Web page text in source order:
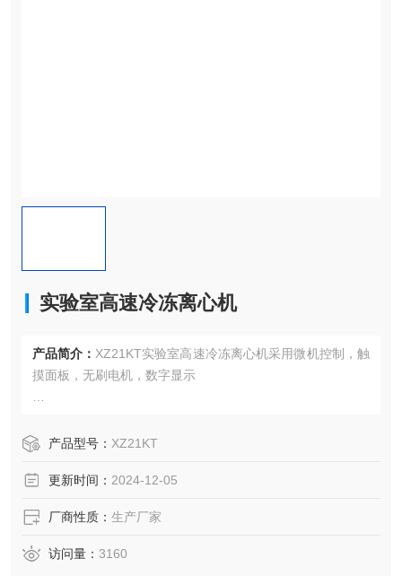
实验室高速冷冻离心机
产品简介： XZ21KT实验室高速冷冻离心机采用微机控制，触
摸面板，无刷电机，数字显示
产品型号： XZ21KT
更新时间： 2024-12-05
厂商性质： 生产厂家
访问量： 3160